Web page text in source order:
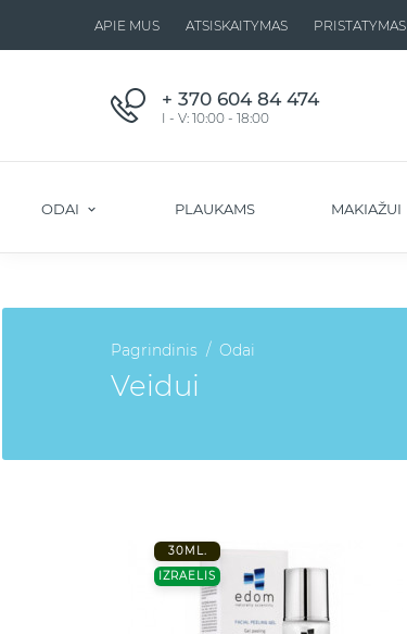
APIE MUS ATSISKAITYMAS PRISTATYMAS
+ 370 604 84 474
I - V: 10:00 - 18:00
ODAI PLAUKAMS MAKIAŽUI
Pagrindinis Odai
Veidui
30ML.
IZRAELIS